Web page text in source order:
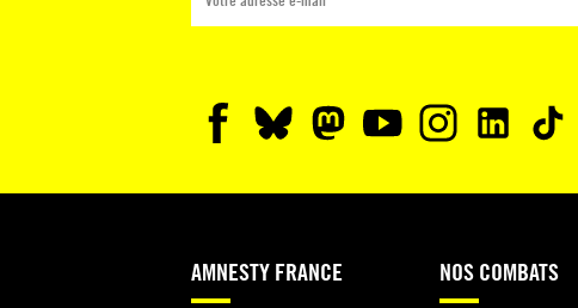
AMNESTY FRANCE NOS COMBATS